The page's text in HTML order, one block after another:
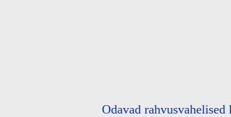
Odavad